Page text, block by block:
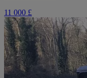
11 000 £